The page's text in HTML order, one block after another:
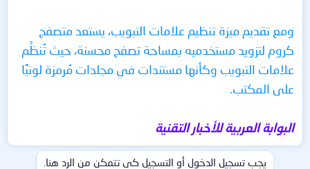
ومع تقديم ميزة تنظيم علامات التبويب، يستعد متصفح
كروم لتزويد مستخدميه بمساحة تصفح محسنة، حيث تُنظَّم
علامات التبويب وكأنها مستندات في مجلدات مُرمزة لونيًا
على المكتب.
البوابة العربية للأخبار التقنية
يجب تسجيل الدخول أو التسجيل كي تتمكن من الرد هنا.